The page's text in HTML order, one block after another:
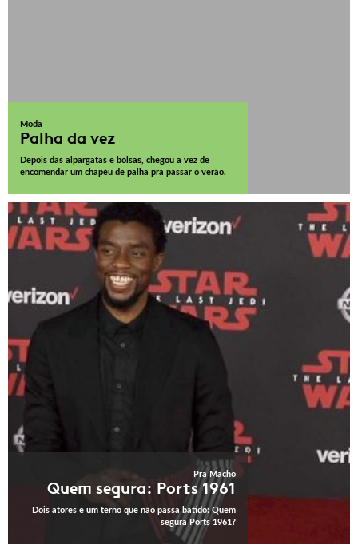
Moda
Palha da vez
Depois das alpargatas e bolsas, chegou a vez de
encomendar um chapéu de palha pra passar o verão.
Pra Macho
Quem segura: Ports 1961
Dois atores e um terno que não passa batido: Quem
segura Ports 1961?